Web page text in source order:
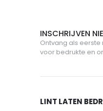
INSCHRIJVEN
Ontvang als
voor bedrukte en
LINT LATEN